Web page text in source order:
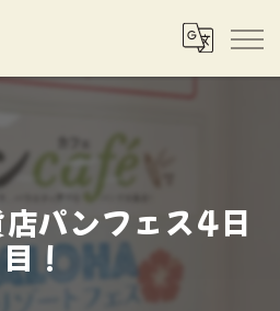
パンフェス4日
目！